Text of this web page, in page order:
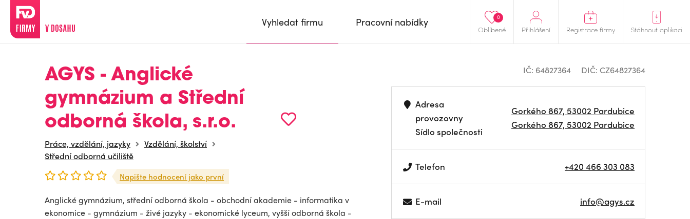
Oblíbené
0
Přihlášení Registrace firmy Stáhnout aplikaci
Vyhledat firmu Pracovní nabídky
AGYS - Anglické
gymnázium a Střední
odborná škola, s.r.o.
Práce, vzdělání, jazyky
Vzdělání, školství
Střední odborná učiliště
Napište hodnocení jako první
Anglické gymnázium, střední odborná škola - obchodní akademie - informatika v
ekonomice - gymnázium - živé jazyky - ekonomické lyceum, vyšší odborná škola -
IČ: 64827364 DIČ: CZ64827364
Adresa
provozovny
Sídlo společnosti
Gorkého 867, 53002 Pardubice
Gorkého 867, 53002 Pardubice
Telefon +420 466 303 083
E-mail info@agys.cz